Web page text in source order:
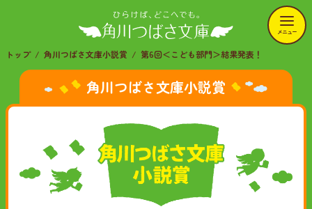
メニュー
トップ 角川つばさ文庫小説賞 第6回＜こども部門＞結果発表！
角川つばさ文庫小説賞